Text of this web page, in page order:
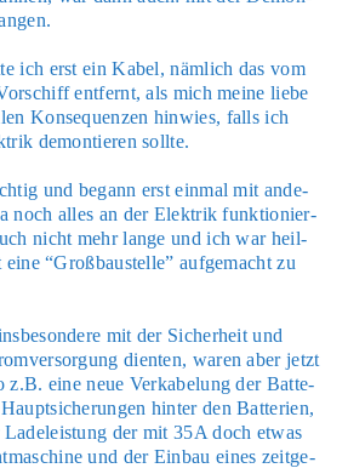
ich erst ein Kabel, näm­lich das vom
ent­fernt, als mich mei­ne lie­be
Kon­se­quen­zen hin­wies, falls ich
demon­tie­ren soll­te.
und begann erst ein­mal mit ande­
noch alles an der Elek­trik funk­tio­nier­
nicht mehr lan­ge und ich war heil­
“Groß­bau­stel­le” auf­ge­macht zu
mit der Sicher­heit und
dien­ten, waren aber jetzt
z.B. eine neue Ver­ka­be­lung der Bat­te­
hin­ter den Bat­te­rien,
Lade­leis­tung der mit 35A doch etwas
und der Ein­bau eines zeit­ge­